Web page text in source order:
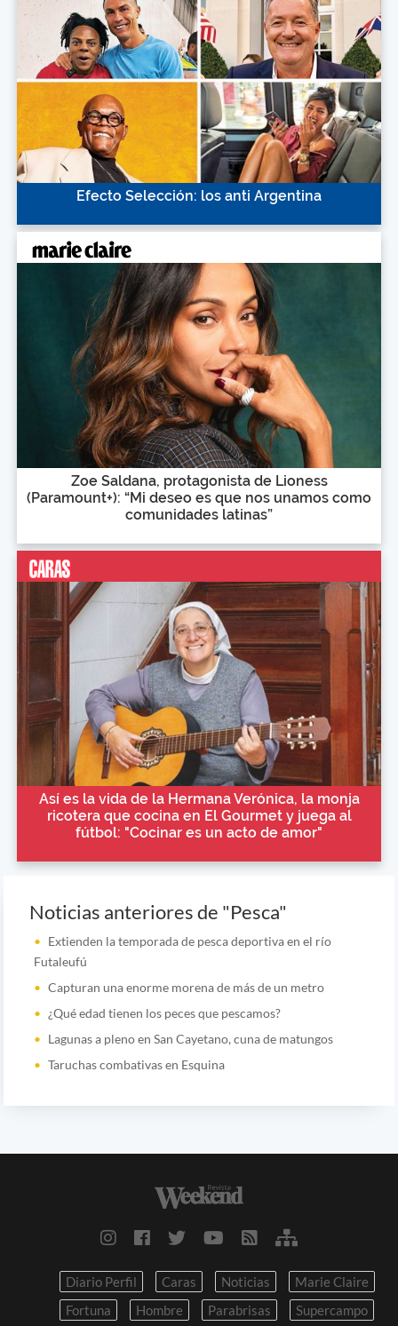
Efecto Selección: los anti Argentina
Zoe Saldana, protagonista de Lioness
(Paramount+): “Mi deseo es que nos unamos como
comunidades latinas”
Así es la vida de la Hermana Verónica, la monja
ricotera que cocina en El Gourmet y juega al
fútbol: "Cocinar es un acto de amor"
Noticias anteriores de "Pesca"
Extienden la temporada de pesca deportiva en el río
Futaleufú
Capturan una enorme morena de más de un metro
¿Qué edad tienen los peces que pescamos?
Lagunas a pleno en San Cayetano, cuna de matungos
Taruchas combativas en Esquina
Diario Perfil Caras Noticias
Marie Claire
Fortuna
Hombre Parabrisas Supercampo